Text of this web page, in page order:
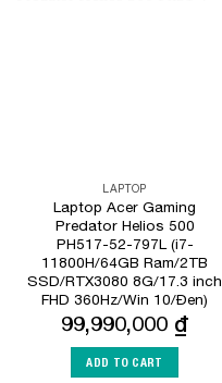
LAPTOP
Laptop Acer Gaming
Predator Helios 500
PH517-52-797L (i7-
11800H/64GB Ram/2TB
SSD/RTX3080 8G/17.3 inch
FHD 360Hz/Win 10/Đen)
99,990,000 ₫
ADD TO CART